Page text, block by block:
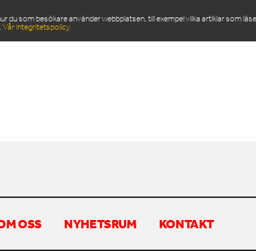
som besökare använder webbplatsen, till exempel vilka artiklar som
Vår integritetspolicy.
SERVICE & RESERVDELAR
OSS NYHETSRUM KONTAKT